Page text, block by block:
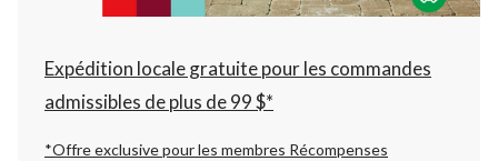
Expédition locale gratuite pour les commandes
admissibles de plus de 99 $*
*Offre exclusive pour les membres Récompenses